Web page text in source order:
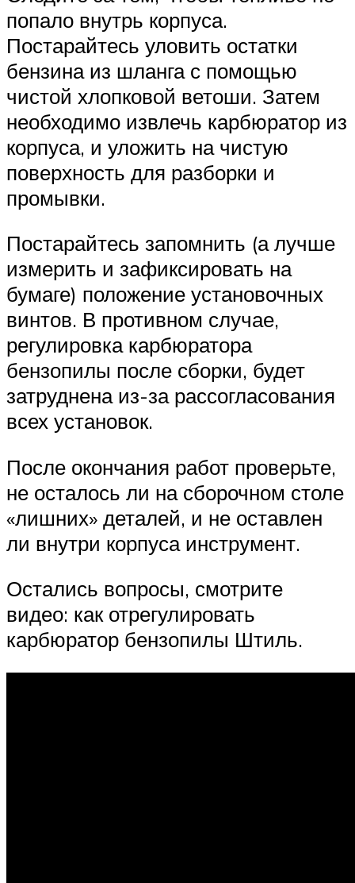
попало внутрь корпуса.
Постарайтесь уловить остатки
бензина из шланга с помощью
чистой хлопковой ветоши. Затем
необходимо извлечь карбюратор из
корпуса, и уложить на чистую
поверхность для разборки и
промывки.
Постарайтесь запомнить (а лучше
измерить и зафиксировать на
бумаге) положение установочных
винтов. В противном случае,
регулировка карбюратора
бензопилы после сборки, будет
затруднена из-за рассогласования
всех установок.
После окончания работ проверьте,
не осталось ли на сборочном столе
«лишних» деталей, и не оставлен
ли внутри корпуса инструмент.
Остались вопросы, смотрите
видео: как отрегулировать
карбюратор бензопилы Штиль.